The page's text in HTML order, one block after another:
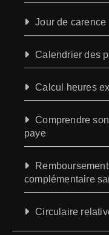
Jour de carence
Calendrier des
Calcul heures
Comprendre
paye
complémentaire
Circulaire